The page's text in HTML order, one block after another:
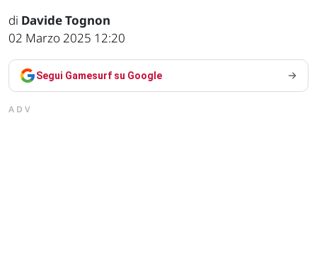
di Davide Tognon
02 Marzo 2025 12:20
Segui Gamesurf su Google
ADV